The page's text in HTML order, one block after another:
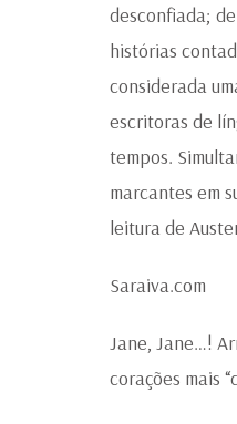
desconfiada;
histórias
considerada
escritoras de
tempos.
marcantes em
leitura de
Saraiva.com
Jane, Jane…!
corações mais